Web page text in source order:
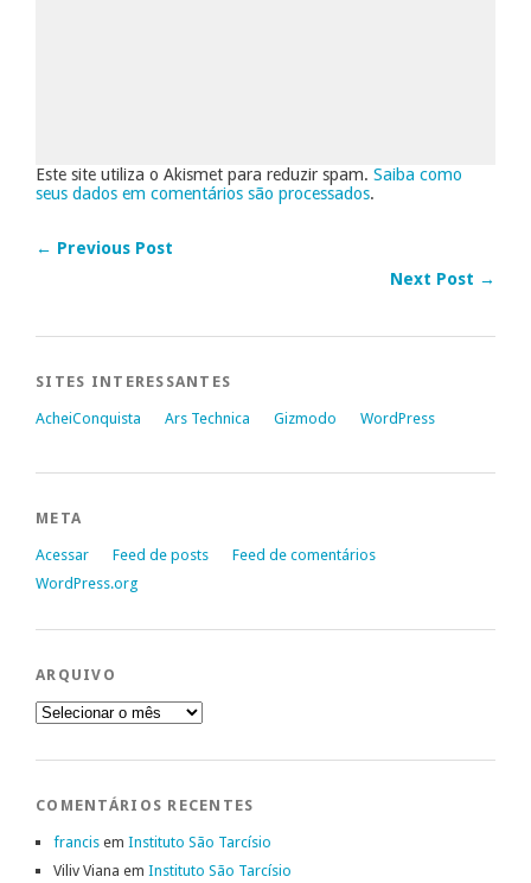
Este site utiliza o Akismet para reduzir spam. Saiba como
seus dados em comentários são processados.
← Previous Post
Next Post →
SITES INTERESSANTES
AcheiConquista Ars Technica Gizmodo WordPress
META
Acessar Feed de posts
Feed de comentários
WordPress.org
ARQUIVO
Arquivo
COMENTÁRIOS RECENTES
francis em Instituto São Tarcísio
Viliv Viana em Instituto São Tarcísio